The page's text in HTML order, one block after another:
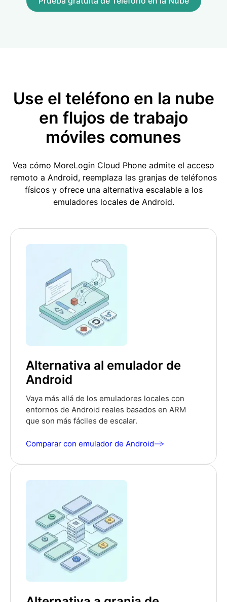
Use el teléfono en la nube
en flujos de trabajo
móviles comunes
Vea cómo MoreLogin Cloud Phone admite el acceso
remoto a Android, reemplaza las granjas de teléfonos
físicos y ofrece una alternativa escalable a los
emuladores locales de Android.
Alternativa al emulador de
Android
Vaya más allá de los emuladores locales con
entornos de Android reales basados en ARM
que son más fáciles de escalar.
Comparar con emulador de Android